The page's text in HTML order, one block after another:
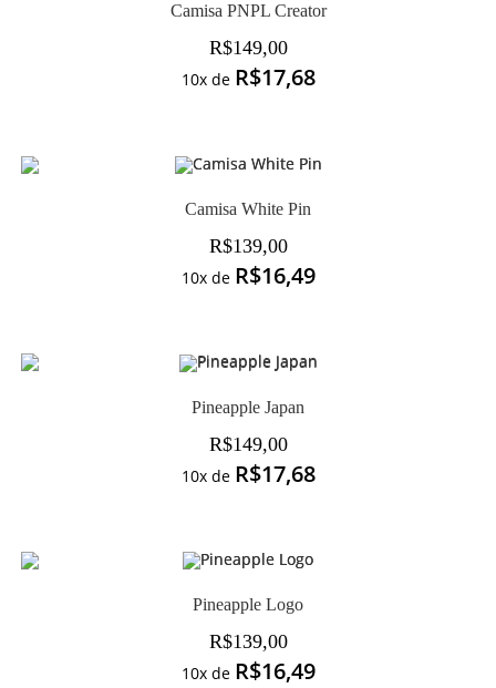
Camisa PNPL Creator
R$149,00
10x de R$17,68
Camisa White Pin
R$139,00
10x de R$16,49
Pineapple Japan
R$149,00
10x de R$17,68
Pineapple Logo
R$139,00
10x de R$16,49